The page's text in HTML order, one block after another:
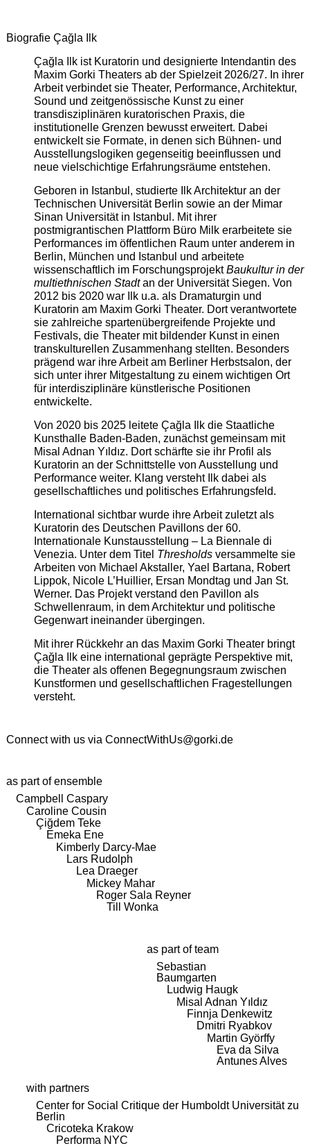
Biografie Çağla Ilk
Çağla Ilk ist Kuratorin und designierte Intendantin des
Maxim Gorki Theaters ab der Spielzeit 2026/27. In ihrer
Arbeit verbindet sie Theater, Performance, Architektur,
Sound und zeitgenössische Kunst zu einer
transdisziplinären kuratorischen Praxis, die
institutionelle Grenzen bewusst erweitert. Dabei
entwickelt sie Formate, in denen sich Bühnen- und
Ausstellungslogiken gegenseitig beeinflussen und
neue vielschichtige Erfahrungsräume entstehen.
Geboren in Istanbul, studierte Ilk Architektur an der
Technischen Universität Berlin sowie an der Mimar
Sinan Universität in Istanbul. Mit ihrer
postmigrantischen Plattform Büro Milk erarbeitete sie
Performances im öffentlichen Raum unter anderem in
Berlin, München und Istanbul und arbeitete
wissenschaftlich im ForschungsprojektBaukultur in der
multiethnischen Stadtan der Universität Siegen. Von
2012 bis 2020 war Ilk u.a. als Dramaturgin und
Kuratorin am Maxim Gorki Theater. Dort verantwortete
sie zahlreiche spartenübergreifende Projekte und
Festivals, die Theater mit bildender Kunst in einen
transkulturellen Zusammenhang stellten. Besonders
prägend war ihre Arbeit am Berliner Herbstsalon, der
sich unter ihrer Mitgestaltung zu einem wichtigen Ort
für interdisziplinäre künstlerische Positionen
entwickelte.
Von 2020 bis 2025 leitete Çağla Ilk die Staatliche
Kunsthalle Baden-Baden, zunächst gemeinsam mit
Misal Adnan Yıldız. Dort schärfte sie ihr Profil als
Kuratorin an der Schnittstelle von Ausstellung und
Performance weiter. Klang versteht Ilk dabei als
gesellschaftliches und politisches Erfahrungsfeld.
International sichtbar wurde ihre Arbeit zuletzt als
Kuratorin des Deutschen Pavillons der 60.
Internationale Kunstausstellung – La Biennale di
Venezia. Unter dem Titel Thresholdsversammelte sie
Arbeiten von Michael Akstaller, Yael Bartana, Robert
Lippok, Nicole L’Huillier, Ersan Mondtag und Jan St.
Werner. Das Projekt verstand den Pavillon als
Schwellenraum, in dem Architektur und politische
Gegenwart ineinander übergingen.
Mit ihrer Rückkehr an das Maxim Gorki Theater bringt
Çağla Ilk eine international geprägte Perspektive mit,
die Theater als offenen Begegnungsraum zwischen
Kunstformen und gesellschaftlichen Fragestellungen
versteht.
Connect with us via ConnectWithUs@gorki.de
as part of ensemble
Campbell Caspary
Caroline Cousin
Çiğdem Teke
Emeka Ene
Kimberly Darcy-Mae
Lars Rudolph
Lea Draeger
Mickey Mahar
Roger Sala Reyner
Till Wonka
as part of team
Sebastian
Baumgarten
Ludwig Haugk
Misal Adnan Yıldız
Finnja Denkewitz
Dmitri Ryabkov
Martin Györffy
Eva da Silva
Antunes Alves
with partners
Center for Social Critique der Humboldt Universität zu
Berlin
Cricoteka Krakow
Performa NYC